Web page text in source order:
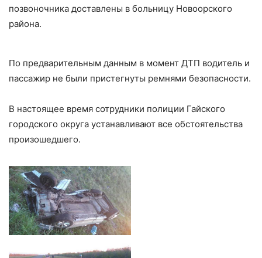
позвоночника доставлены в больницу Новоорского
района.
По предварительным данным в момент ДТП водитель и
пассажир не были пристегнуты ремнями безопасности.
В настоящее время сотрудники полиции Гайского
городского округа устанавливают все обстоятельства
произошедшего.